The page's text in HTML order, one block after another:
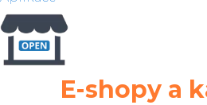
E-shopy a